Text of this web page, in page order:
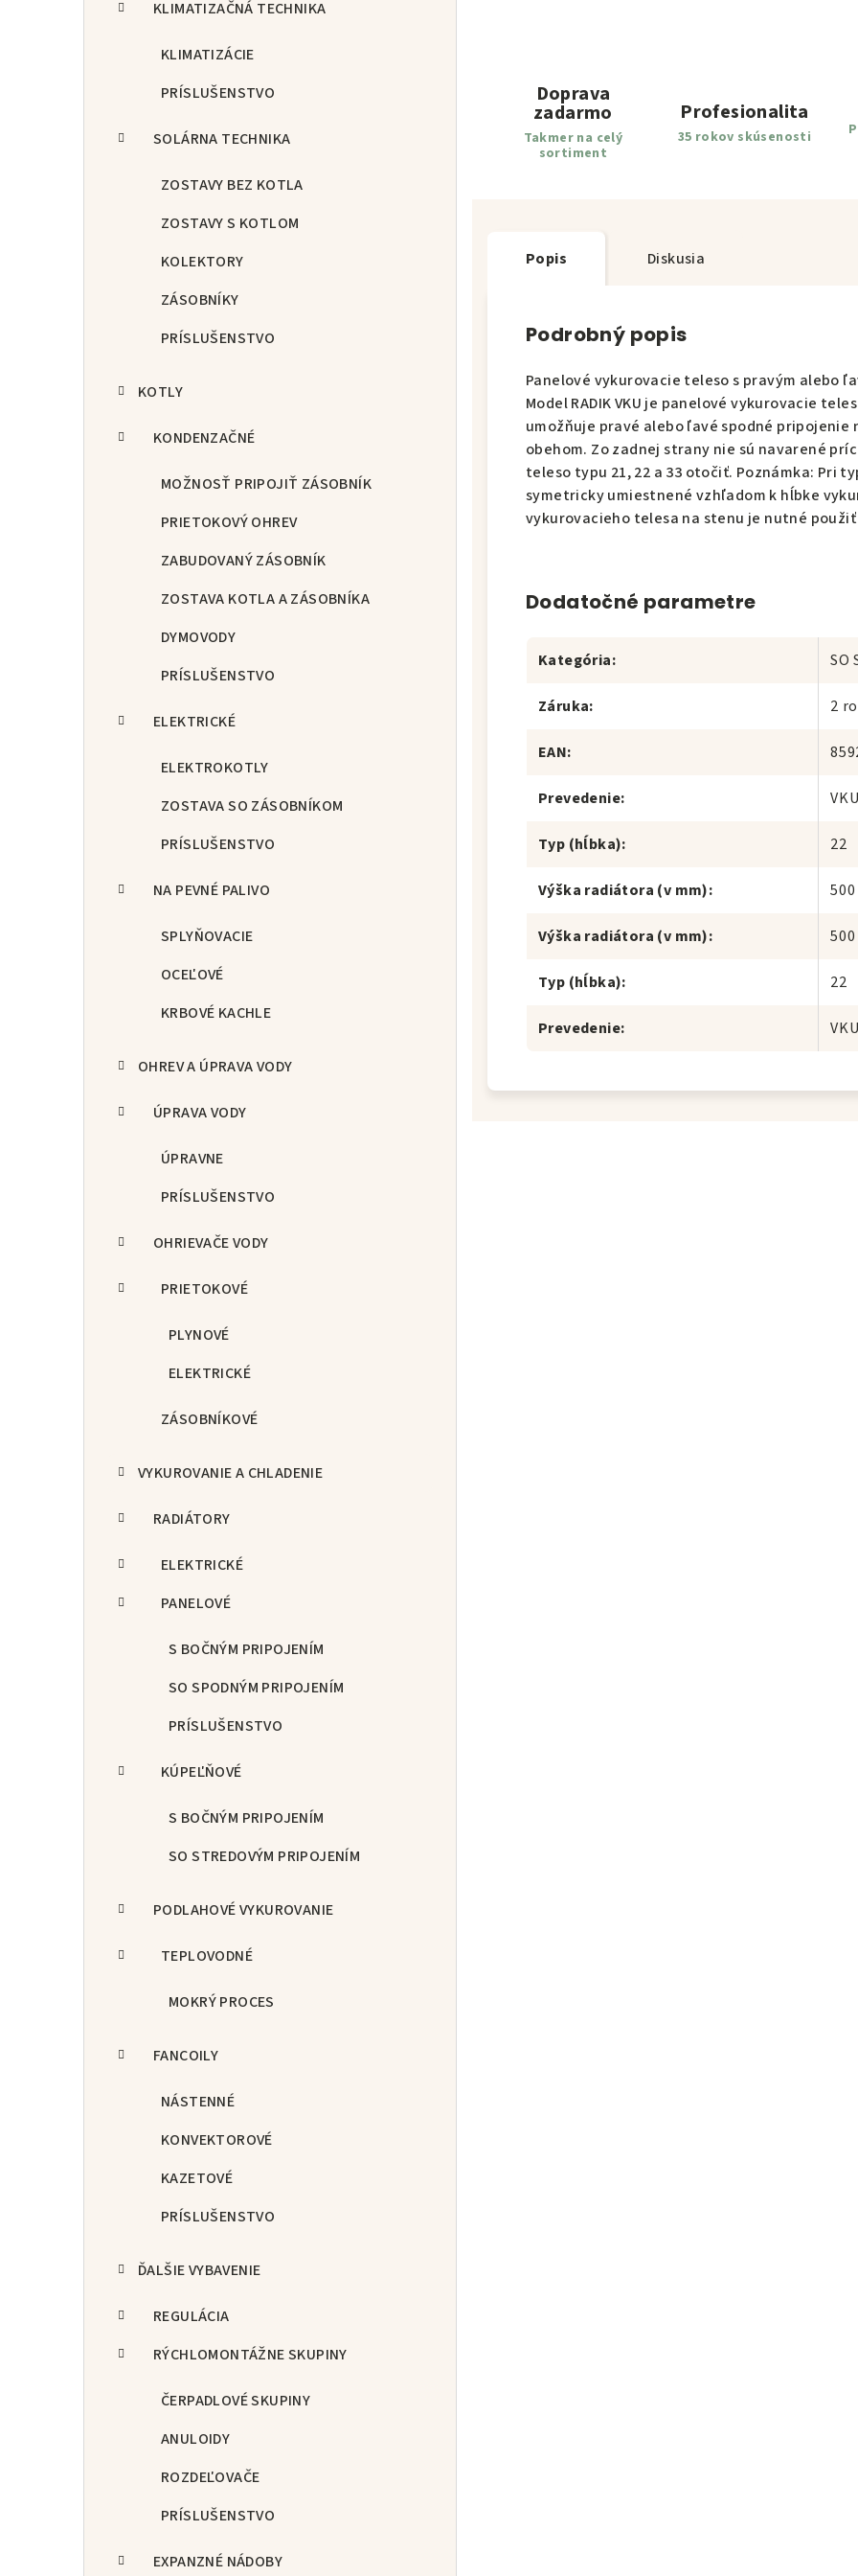
KLIMATIZAČNÁ TECHNIKA
KLIMATIZÁCIE
PRÍSLUŠENSTVO
SOLÁRNA TECHNIKA
ZOSTAVY BEZ KOTLA
ZOSTAVY S KOTLOM
KOLEKTORY
ZÁSOBNÍKY
PRÍSLUŠENSTVO
KOTLY
KONDENZAČNÉ
MOŽNOSŤ PRIPOJIŤ ZÁSOBNÍK
PRIETOKOVÝ OHREV
ZABUDOVANÝ ZÁSOBNÍK
ZOSTAVA KOTLA A ZÁSOBNÍKA
DYMOVODY
PRÍSLUŠENSTVO
ELEKTRICKÉ
ELEKTROKOTLY
ZOSTAVA SO ZÁSOBNÍKOM
PRÍSLUŠENSTVO
NA PEVNÉ PALIVO
SPLYŇOVACIE
OCEĽOVÉ
KRBOVÉ KACHLE
OHREV A ÚPRAVA VODY
ÚPRAVA VODY
ÚPRAVNE
PRÍSLUŠENSTVO
OHRIEVAČE VODY
PRIETOKOVÉ
PLYNOVÉ
ELEKTRICKÉ
ZÁSOBNÍKOVÉ
VYKUROVANIE A CHLADENIE
RADIÁTORY
ELEKTRICKÉ
PANELOVÉ
S BOČNÝM PRIPOJENÍM
SO SPODNÝM PRIPOJENÍM
PRÍSLUŠENSTVO
KÚPEĽŇOVÉ
S BOČNÝM PRIPOJENÍM
SO STREDOVÝM PRIPOJENÍM
PODLAHOVÉ VYKUROVANIE
TEPLOVODNÉ
MOKRÝ PROCES
FANCOILY
NÁSTENNÉ
KONVEKTOROVÉ
KAZETOVÉ
PRÍSLUŠENSTVO
ĎALŠIE VYBAVENIE
REGULÁCIA
RÝCHLOMONTÁŽNE SKUPINY
ČERPADLOVÉ SKUPINY
ANULOIDY
ROZDEĽOVAČE
PRÍSLUŠENSTVO
EXPANZNÉ NÁDOBY
Doprava
zadarmo
Takmer na celý
sortiment
Profesionalita
35 rokov skúsenosti
Popis Diskusia
Podrobný popis
Panelové vykurovacie teleso s pravým alebo
Model RADIK VKU je panelové vykurovacie
umožňuje pravé alebo ľavé spodné
obehom. Zo zadnej strany nie sú navarené
teleso typu 21, 22 a 33 otočiť. Poznámka: Pri
symetricky umiestnené vzhľadom k hĺbke
vykurovacieho telesa na stenu je nutné
Dodatočné parametre
Kategória: SO
Záruka: 2
EAN:
Prevedenie:
Typ (hĺbka): 22
Výška radiátora (v mm): 500
Výška radiátora (v mm): 500
Typ (hĺbka): 22
Prevedenie: